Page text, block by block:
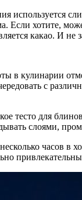
используется
Если хотите,
какао. И
кулинарии
с
тесто для
слоями,
часов